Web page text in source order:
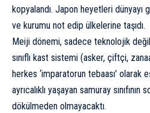
kopyalandı. Japon heyetleri
ve kurumu not edip ülkelerine taşıdı.
Meiji dönemi, sadece teknolojik
sınıflı kast sistemi (asker, çiftçi,
herkes ‘imparatorun tebaası’ olarak
ayrıcalıklı yaşayan samuray
dökülmeden olmayacaktı.